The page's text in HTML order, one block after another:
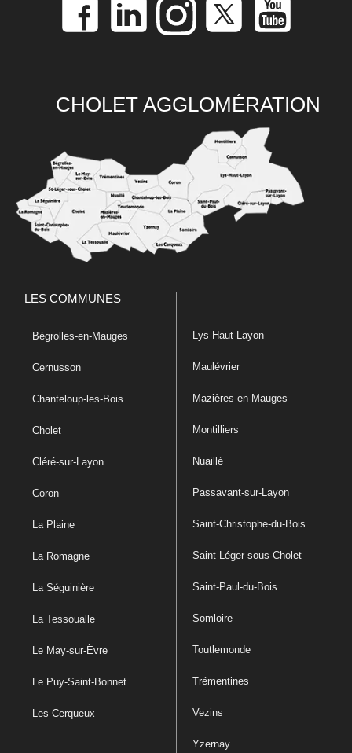
CHOLET AGGLOMÉRATION
LES COMMUNES
Bégrolles-en-Mauges
Cernusson
Chanteloup-les-Bois
Cholet
Cléré-sur-Layon
Coron
La Plaine
La Romagne
La Séguinière
La Tessoualle
Le May-sur-Èvre
Le Puy-Saint-Bonnet
Les Cerqueux
Lys-Haut-Layon
Maulévrier
Mazières-en-Mauges
Montilliers
Nuaillé
Passavant-sur-Layon
Saint-Christophe-du-Bois
Saint-Léger-sous-Cholet
Saint-Paul-du-Bois
Somloire
Toutlemonde
Trémentines
Vezins
Yzernay